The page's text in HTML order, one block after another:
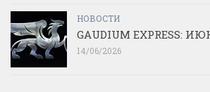
НОВОСТИ
GAUDIUM EXPRESS:
14/06/2026